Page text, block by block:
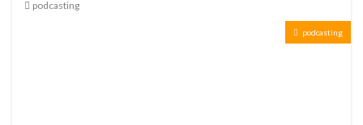
podcasting
podcasting